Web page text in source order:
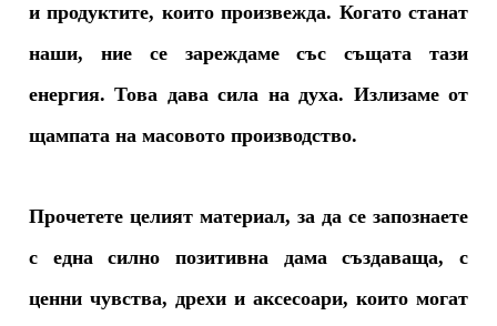
и продуктите, които произвежда. Когато станат
наши, ние се зареждаме със същата тази
енергия. Това дава сила на духа. Излизаме от
щампата на масовото производство.
Прочетете целият материал, за да се запознаете
с една силно позитивна дама създаваща, с
ценни чувства, дрехи и аксесоари, които могат